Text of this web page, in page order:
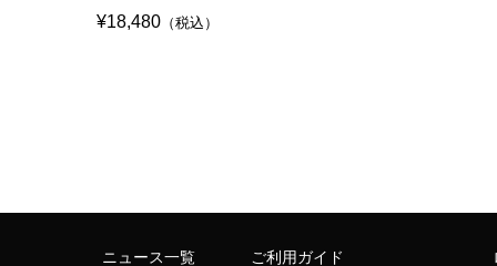
¥18,480 （税込）
ニュース一覧 ご利用ガイド